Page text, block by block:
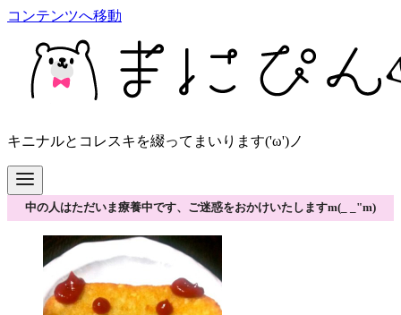
コンテンツへ移動
キニナルとコレスキを綴ってまいります('ω')ノ
中の人はただいま療養中です、ご迷惑をおかけいたしますm(_ _"m)